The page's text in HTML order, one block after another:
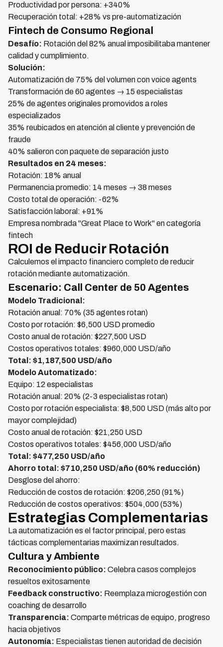
Productividad por persona: +340%
Recuperación total: +28% vs pre-automatización
Fintech de Consumo Regional
Desafío: Rotación del 82% anual imposibilitaba mantener
calidad y cumplimiento.
Solución:
Automatización de 75% del volumen con voice agents
Transformación de 60 agentes → 15 especialistas
25% de agentes originales promovidos a roles
especializados
35% reubicados en atención al cliente y prevención de
fraude
40% salieron con paquete de separación justo
Resultados en 24 meses:
Rotación: 18% anual
Permanencia promedio: 14 meses → 38 meses
Costo total de operación: -62%
Satisfacción laboral: +91%
Empresa nombrada "Great Place to Work" en categoría
fintech
ROI de Reducir Rotación
Calculemos el impacto financiero completo de reducir
rotación mediante automatización.
Escenario: Call Center de 50 Agentes
Modelo Tradicional:
Rotación anual: 70% (35 agentes rotan)
Costo por rotación: $6,500 USD promedio
Costo anual de rotación: $227,500 USD
Costos operativos totales: $960,000 USD/año
Total: $1,187,500 USD/año
Modelo Automatizado:
Equipo: 12 especialistas
Rotación anual: 20% (2-3 especialistas rotan)
Costo por rotación especialista: $8,500 USD (más alto por
mayor complejidad)
Costo anual de rotación: $21,250 USD
Costos operativos totales: $456,000 USD/año
Total: $477,250 USD/año
Ahorro total: $710,250 USD/año (60% reducción)
Desglose del ahorro:
Reducción de costos de rotación: $206,250 (91%)
Reducción de costos operativos: $504,000 (53%)
Estrategias Complementarias
La automatización es el factor principal, pero estas
tácticas complementarias maximizan resultados.
Cultura y Ambiente
Reconocimiento público: Celebra casos complejos
resueltos exitosamente
Feedback constructivo: Reemplaza microgestión con
coaching de desarrollo
Transparencia: Comparte métricas de equipo, progreso
hacia objetivos
Autonomía: Especialistas tienen autoridad de decisión